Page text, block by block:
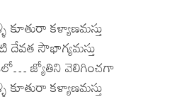
కూతురా కళ్యాణమస్తు
దేవత సౌభాగ్యమస్తు
జ్యోతిని వెలిగించగా
కూతురా కళ్యాణమస్తు